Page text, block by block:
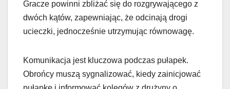
Gracze powinni zbliżać się do rozgrywającego z
dwóch kątów, zapewniając, że odcinają drogi
ucieczki, jednocześnie utrzymując równowagę.
Komunikacja jest kluczowa podczas pułapek.
Obrońcy muszą sygnalizować, kiedy zainicjować